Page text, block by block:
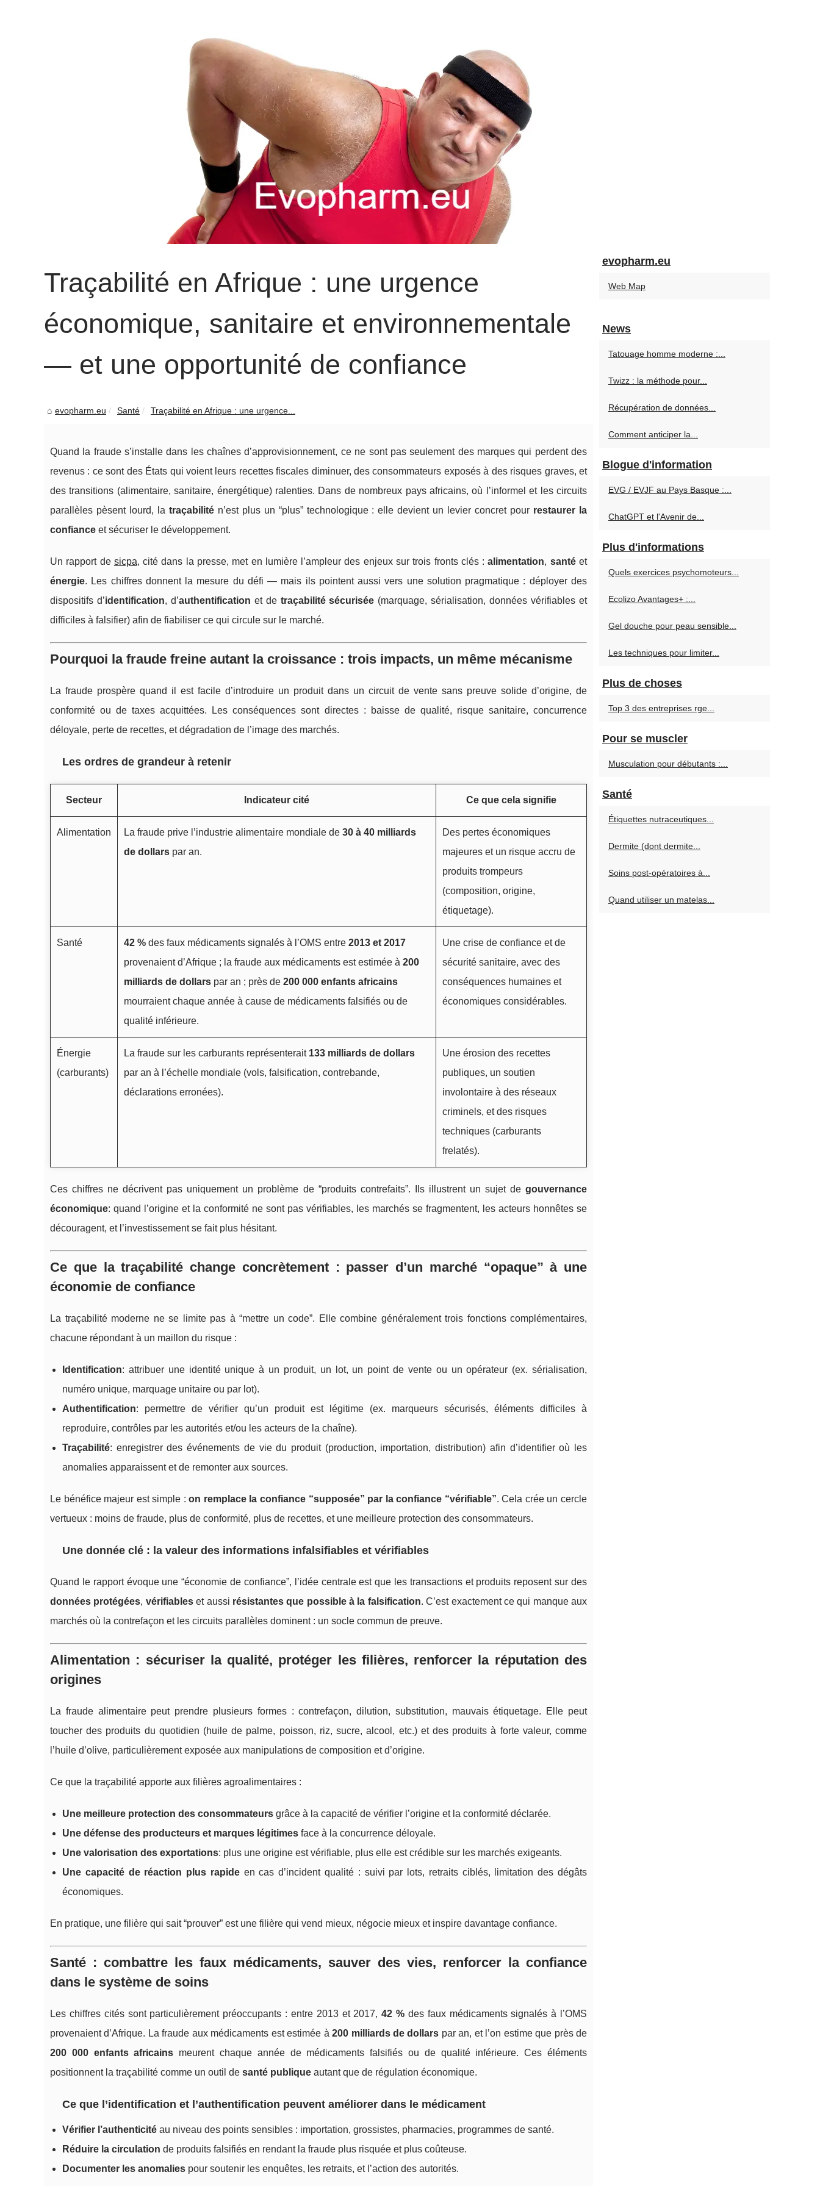
Traçabilité en Afrique : une urgence
économique, sanitaire et environnementale
— et une opportunité de confiance
evopharm.eu Santé Traçabilité en Afrique : une urgence...
Quand la fraude s’installe dans les chaînes d’approvisionnement, ce ne sont pas seulement des marques qui perdent des
revenus : ce sont des États qui voient leurs recettes fiscales diminuer, des consommateurs exposés à des risques graves, et
des transitions (alimentaire, sanitaire, énergétique) ralenties. Dans de nombreux pays africains, où l’informel et les circuits
parallèles pèsent lourd, la traçabilitén’est plus un “plus” technologique : elle devient un levier concret pour restaurer la
confiance et sécuriser le développement.
Un rapport de sicpa, cité dans la presse, met en lumière l’ampleur des enjeux sur trois fronts clés :alimentation, santéet
énergie. Les chiffres donnent la mesure du défi — mais ils pointent aussi vers une solution pragmatique : déployer des
dispositifs d’identification, d’authentification et de traçabilité sécurisée (marquage, sérialisation, données vérifiables et
difficiles à falsifier) afin de fiabiliser ce qui circule sur le marché.
Pourquoi la fraude freine autant la croissance : trois impacts, un même mécanisme
La fraude prospère quand il est facile d’introduire un produit dans un circuit de vente sans preuve solide d’origine, de
conformité ou de taxes acquittées. Les conséquences sont directes : baisse de qualité, risque sanitaire, concurrence
déloyale, perte de recettes, et dégradation de l’image des marchés.
Les ordres de grandeur à retenir
Secteur Indicateur cité Ce que cela signifie
Alimentation La fraude prive l’industrie alimentaire mondiale de 30 à 40 milliards
de dollars par an.
Des pertes économiques
majeures et un risque accru de
produits trompeurs
(composition, origine,
étiquetage).
Santé 42 % des faux médicaments signalés à l’OMS entre 2013 et 2017
provenaient d’Afrique ; la fraude aux médicaments est estimée à 200
milliards de dollars par an ; près de 200 000 enfants africains
mourraient chaque année à cause de médicaments falsifiés ou de
qualité inférieure.
Une crise de confiance et de
sécurité sanitaire, avec des
conséquences humaines et
économiques considérables.
Énergie
(carburants)
La fraude sur les carburants représenterait 133 milliards de dollars
par an à l’échelle mondiale (vols, falsification, contrebande,
déclarations erronées).
Une érosion des recettes
publiques, un soutien
involontaire à des réseaux
criminels, et des risques
techniques (carburants
frelatés).
Ces chiffres ne décrivent pas uniquement un problème de “produits contrefaits”. Ils illustrent un sujet de gouvernance
économique: quand l’origine et la conformité ne sont pas vérifiables, les marchés se fragmentent, les acteurs honnêtes se
découragent, et l’investissement se fait plus hésitant.
Ce que la traçabilité change concrètement : passer d’un marché “opaque” à une
économie de confiance
La traçabilité moderne ne se limite pas à “mettre un code”. Elle combine généralement trois fonctions complémentaires,
chacune répondant à un maillon du risque :
Identification: attribuer une identité unique à un produit, un lot, un point de vente ou un opérateur (ex. sérialisation,
numéro unique, marquage unitaire ou par lot).
Authentification: permettre de vérifier qu’un produit est légitime (ex. marqueurs sécurisés, éléments difficiles à
reproduire, contrôles par les autorités et/ou les acteurs de la chaîne).
Traçabilité: enregistrer des événements de vie du produit (production, importation, distribution) afin d’identifier où les
anomalies apparaissent et de remonter aux sources.
Le bénéfice majeur est simple :on remplace la confiance “supposée” par la confiance “vérifiable”. Cela crée un cercle
vertueux : moins de fraude, plus de conformité, plus de recettes, et une meilleure protection des consommateurs.
Une donnée clé : la valeur des informations infalsifiables et vérifiables
Quand le rapport évoque une “économie de confiance”, l’idée centrale est que les transactions et produits reposent sur des
données protégées, vérifiableset aussi résistantes que possible à la falsification. C’est exactement ce qui manque aux
marchés où la contrefaçon et les circuits parallèles dominent : un socle commun de preuve.
Alimentation : sécuriser la qualité, protéger les filières, renforcer la réputation des
origines
La fraude alimentaire peut prendre plusieurs formes : contrefaçon, dilution, substitution, mauvais étiquetage. Elle peut
toucher des produits du quotidien (huile de palme, poisson, riz, sucre, alcool, etc.) et des produits à forte valeur, comme
l’huile d’olive, particulièrement exposée aux manipulations de composition et d’origine.
Ce que la traçabilité apporte aux filières agroalimentaires :
Une meilleure protection des consommateurs grâce à la capacité de vérifier l’origine et la conformité déclarée.
Une défense des producteurs et marques légitimes face à la concurrence déloyale.
Une valorisation des exportations: plus une origine est vérifiable, plus elle est crédible sur les marchés exigeants.
Une capacité de réaction plus rapideen cas d’incident qualité : suivi par lots, retraits ciblés, limitation des dégâts
économiques.
En pratique, une filière qui sait “prouver” est une filière qui vend mieux, négocie mieux et inspire davantage confiance.
Santé : combattre les faux médicaments, sauver des vies, renforcer la confiance
dans le système de soins
Les chiffres cités sont particulièrement préoccupants : entre 2013 et 2017,42 % des faux médicaments signalés à l’OMS
provenaient d’Afrique. La fraude aux médicaments est estimée à200 milliards de dollars par an, et l’on estime que près de
200 000 enfants africains meurent chaque année de médicaments falsifiés ou de qualité inférieure. Ces éléments
positionnent la traçabilité comme un outil de santé publique autant que de régulation économique.
Ce que l’identification et l’authentification peuvent améliorer dans le médicament
Vérifier l’authenticité au niveau des points sensibles : importation, grossistes, pharmacies, programmes de santé.
Réduire la circulation de produits falsifiés en rendant la fraude plus risquée et plus coûteuse.
Documenter les anomalies pour soutenir les enquêtes, les retraits, et l’action des autorités.
evopharm.eu
Web Map
News
Tatouage homme moderne :...
Twizz : la méthode pour...
Récupération de données...
Comment anticiper la...
Blogue d'information
EVG / EVJF au Pays Basque :...
ChatGPT et l'Avenir de...
Plus d'informations
Quels exercices psychomoteurs...
Ecolizo Avantages+ :...
Gel douche pour peau sensible...
Les techniques pour limiter...
Plus de choses
Top 3 des entreprises rge...
Pour se muscler
Musculation pour débutants :...
Santé
Étiquettes nutraceutiques...
Dermite (dont dermite...
Soins post-opératoires à...
Quand utiliser un matelas...